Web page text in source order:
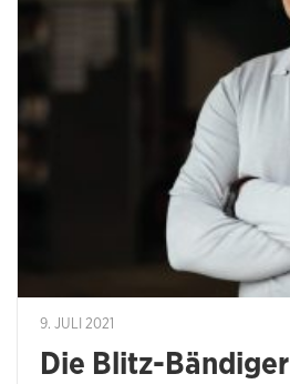
9. JULI 2021
Die Blitz-Bändiger